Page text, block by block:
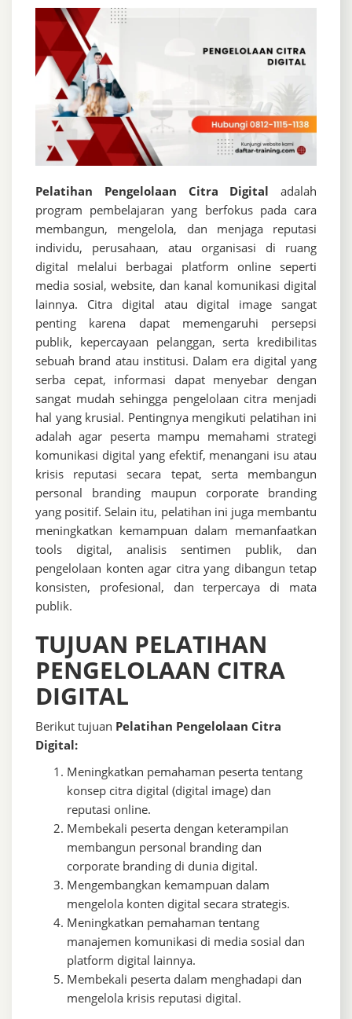
Pelatihan Pengelolaan Citra Digital adalah
program pembelajaran yang berfokus pada cara
membangun, mengelola, dan menjaga reputasi
individu, perusahaan, atau organisasi di ruang
digital melalui berbagai platform online seperti
media sosial, website, dan kanal komunikasi digital
lainnya. Citra digital atau digital image sangat
penting karena dapat memengaruhi persepsi
publik, kepercayaan pelanggan, serta kredibilitas
sebuah brand atau institusi. Dalam era digital yang
serba cepat, informasi dapat menyebar dengan
sangat mudah sehingga pengelolaan citra menjadi
hal yang krusial. Pentingnya mengikuti pelatihan ini
adalah agar peserta mampu memahami strategi
komunikasi digital yang efektif, menangani isu atau
krisis reputasi secara tepat, serta membangun
personal branding maupun corporate branding
yang positif. Selain itu, pelatihan ini juga membantu
meningkatkan kemampuan dalam memanfaatkan
tools digital, analisis sentimen publik, dan
pengelolaan konten agar citra yang dibangun tetap
konsisten, profesional, dan terpercaya di mata
publik.
TUJUAN PELATIHAN
PENGELOLAAN CITRA
DIGITAL
Berikut tujuan Pelatihan Pengelolaan Citra
Digital:
Meningkatkan pemahaman peserta tentang
konsep citra digital (digital image) dan
reputasi online.
Membekali peserta dengan keterampilan
membangun personal branding dan
corporate branding di dunia digital.
Mengembangkan kemampuan dalam
mengelola konten digital secara strategis.
Meningkatkan pemahaman tentang
manajemen komunikasi di media sosial dan
platform digital lainnya.
Membekali peserta dalam menghadapi dan
mengelola krisis reputasi digital.